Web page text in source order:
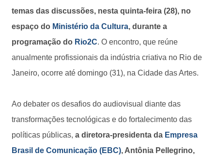
temas das discussões, nesta quinta-feira (28), no
espaço do Ministério da Cultura, durante a
programação do Rio2C. O encontro, que reúne
anualmente profissionais da indústria criativa no Rio de
Janeiro, ocorre até domingo (31), na Cidade das Artes.
Ao debater os desafios do audiovisual diante das
transformações tecnológicas e do fortalecimento das
políticas públicas, a diretora-presidenta da Empresa
Brasil de Comunicação (EBC), Antônia Pellegrino,